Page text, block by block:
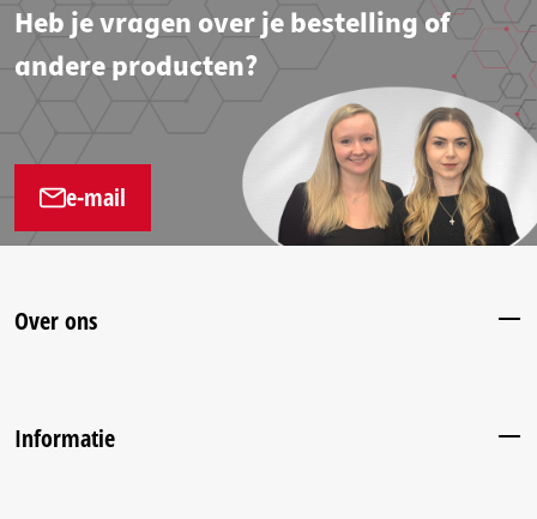
Heb je vragen over je bestelling of
andere producten?
e-mail
Over ons
Informatie